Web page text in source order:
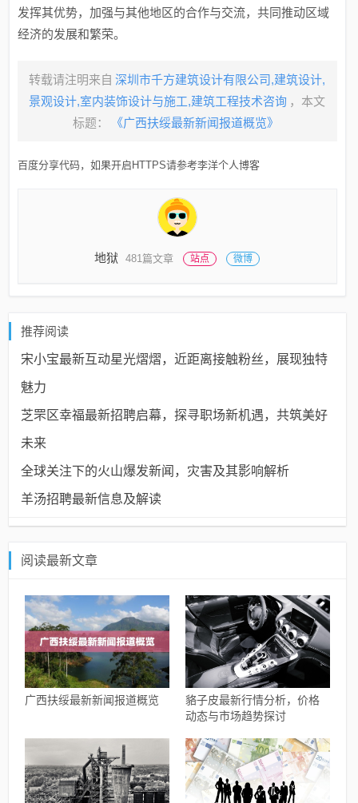
发挥其优势，加强与其他地区的合作与交流，共同推动区域
经济的发展和繁荣。
转载请注明来自 深圳市千方建筑设计有限公司,建筑设计,
景观设计,室内装饰设计与施工,建筑工程技术咨询 ，本文
标题：
《广西扶绥最新新闻报道概览》
百度分享代码，如果开启HTTPS请参考李洋个人博客
地狱 481篇文章 站点 微博
推荐阅读
宋小宝最新互动星光熠熠，近距离接触粉丝，展现独特
魅力
芝罘区幸福最新招聘启幕，探寻职场新机遇，共筑美好
未来
全球关注下的火山爆发新闻，灾害及其影响解析
羊汤招聘最新信息及解读
阅读最新文章
广西扶绥最新新闻报道概览
貉子皮最新行情分析，价格
动态与市场趋势探讨